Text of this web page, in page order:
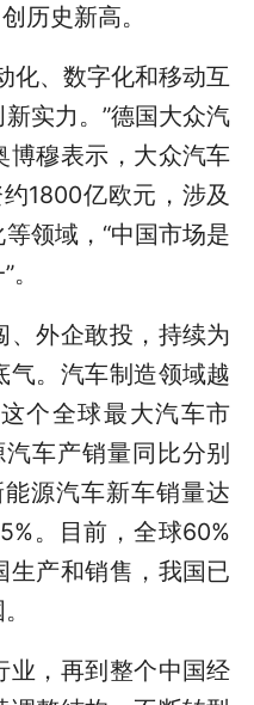
历史新高。
、数字化和移动互
实力。”德国大众汽
博穆表示，大众汽车
1800亿欧元，涉及
领域，“中国市场是
外企敢投，持续为
气。汽车制造领域越
个全球最大汽车市
车产销量同比分别
源汽车新车销量达
。目前，全球60%
生产和销售，我国已
，再到整个中国经